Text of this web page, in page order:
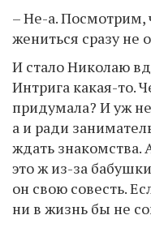
– Не-а. Посмотрим,
жениться сразу не
И стало Николаю
Интрига какая-то.
придумала? И уж
а и ради
ждать знакомства.
это ж из-за
он свою совесть.
ни в жизнь бы не